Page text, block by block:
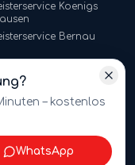
Koenigs
Bernau
Teltow
Straße 65, 15806
?
– kostenlos
WhatsApp